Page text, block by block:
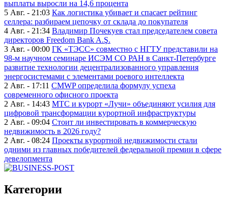
выплаты выросли на 14,6 процента
5 Авг. - 21:03 Как логистика убивает и спасает рейтинг
селлера: разбираем цепочку от склада до покупателя
4 Авг. - 21:34 Владимир Почекуев стал председателем совета
директоров Freedom Bank A.Ş.
3 Авг. - 00:00 ГК «ТЭСС» совместно с НГТУ представили на
98-м научном семинаре ИСЭМ СО РАН в Санкт-Петербурге
развитие технологии децентрализованного управления
энергосистемами с элементами роевого интеллекта
2 Авг. - 17:11 CMWP определила формулу успеха
современного офисного проекта
2 Авг. - 14:43 МТС и курорт «Лучи» объединяют усилия для
цифровой трансформации курортной инфраструктуры
2 Авг. - 09:04 Стоит ли инвестировать в коммерческую
недвижимость в 2026 году?
2 Авг. - 08:24 Проекты курортной недвижимости стали
одними из главных победителей федеральной премии в сфере
девелопмента
Категории